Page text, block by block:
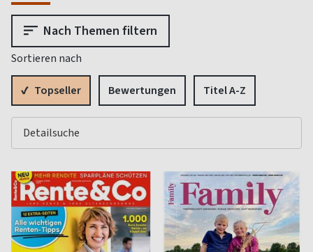
Nach Themen filtern
Sortieren nach
Topseller Bewertungen Titel A-Z